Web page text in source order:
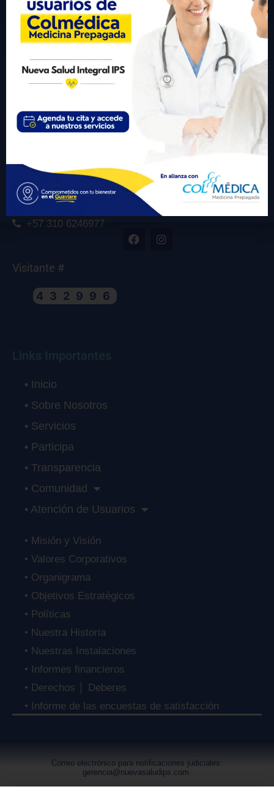
Carrera 20 # 23A -20 La Granja San José del Guaviare
Correo electrónico para notificaciones judiciales:
gerencia@nuevasaludips.com
+57 310 6246977
Visitante #
432996
• Inicio
• Sobre Nosotros
• Servicios
• Participa
• Transparencia
• Comunidad
• Atención de Usuarios
• Misión y Visión
• Valores Corporativos
• Organigrama
• Objetivos Estratégicos
• Políticas
• Nuestra Historia
• Nuestras Instalaciones
• Informes financieros
• Derechos │ Deberes
• Informe de las encuestas de satisfacción
Correo electrónico para notificaciones judiciales:
gerencia@nuevasaludips.com